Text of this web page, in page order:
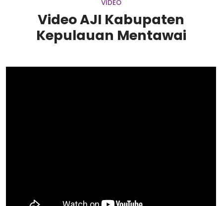
VIDEO
Video AJI Kabupaten
Kepulauan Mentawai